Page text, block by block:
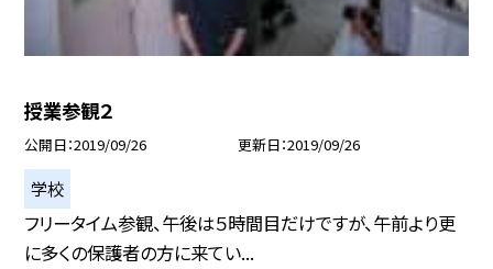
授業参観２
公開日 2019/09/26 更新日 2019/09/26
学校
フリータイム参観、午後は５時間目だけですが、午前より更
に多くの保護者の方に来てい...